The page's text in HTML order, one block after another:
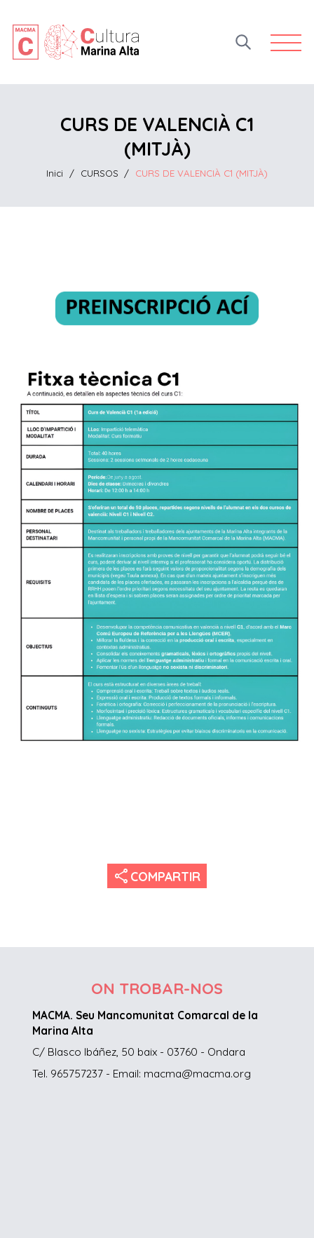
Open
CURS DE VALENCIÀ C1
(MITJÀ)
Inici / CURSOS / CURS DE VALENCIÀ C1 (MITJÀ)
share COMPARTIR
ON TROBAR-NOS
MACMA. Seu Mancomunitat Comarcal de la
Marina Alta
C/ Blasco Ibáñez, 50 baix - 03760 - Ondara
Tel. 965757237 - Email: macma@macma.org